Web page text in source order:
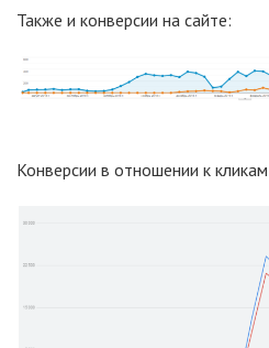
Также и конверсии на сайте:
Конверсии в отношении к